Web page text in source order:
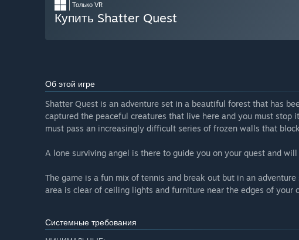
Только VR
Купить Shatter Quest
Об этой игре
Shatter Quest is an adventure set in a beautiful forest that has
captured the peaceful creatures that live here and you must
must pass an increasingly difficult series of frozen walls that
A lone surviving angel is there to guide you on your quest and
The game is a fun mix of tennis and break out but in an
area is clear of ceiling lights and furniture near the edges of your
Системные требования